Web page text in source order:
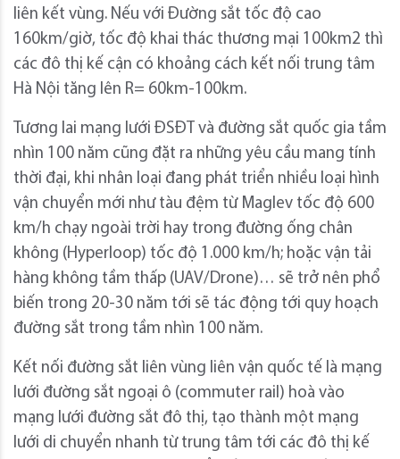
liên kết vùng. Nếu với Đường sắt tốc độ cao
160km/giờ, tốc độ khai thác thương mại 100km2 thì
các đô thị kế cận có khoảng cách kết nối trung tâm
Hà Nội tăng lên R= 60km-100km.
Tương lai mạng lưới ĐSĐT và đường sắt quốc gia tầm
nhìn 100 năm cũng đặt ra những yêu cầu mang tính
thời đại, khi nhân loại đang phát triển nhiều loại hình
vận chuyển mới như tàu đệm từ Maglev tốc độ 600
km/h chạy ngoài trời hay trong đường ống chân
không (Hyperloop) tốc độ 1.000 km/h; hoặc vận tải
hàng không tầm thấp (UAV/Drone)… sẽ trở nên phổ
biến trong 20-30 năm tới sẽ tác động tới quy hoạch
đường sắt trong tầm nhìn 100 năm.
Kết nối đường sắt liên vùng liên vận quốc tế là mạng
lưới đường sắt ngoại ô (commuter rail) hoà vào
mạng lưới đường sắt đô thị, tạo thành một mạng
lưới di chuyển nhanh từ trung tâm tới các đô thị kế